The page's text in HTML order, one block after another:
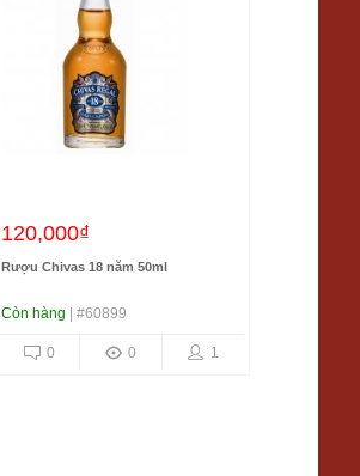
120,000₫
Rượu Chivas 18 năm 50ml
Còn hàng | #60899
1
0
0